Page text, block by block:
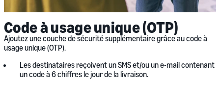
Code à usage unique (OTP)
Ajoutez une couche de sécurité supplémentaire grâce au code à
usage unique (OTP).
Les destinataires reçoivent un SMS et/ou un e-mail contenant
un code à 6 chiffres le jour de la livraison.